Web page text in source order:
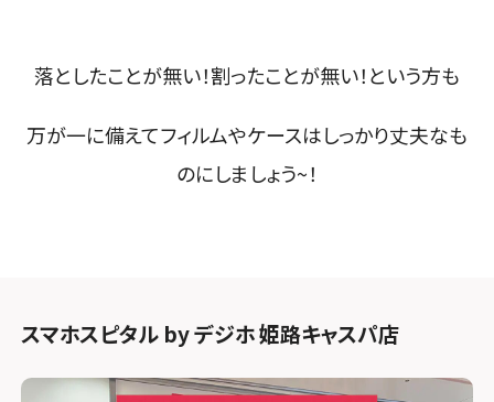
落としたことが無い！割ったことが無い！という方も
万が一に備えてフィルムやケースはしっかり丈夫なも
のにしましょう~！
スマホスピタル by デジホ 姫路キャスパ店